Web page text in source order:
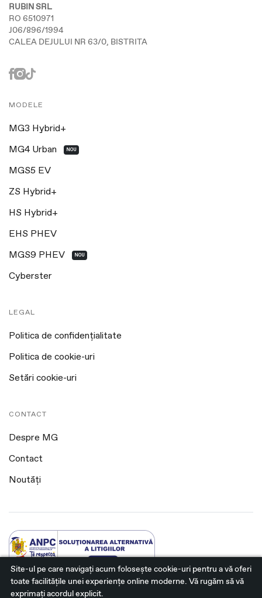
RUBIN SRL
RO 6510971
J06/896/1994
CALEA DEJULUI NR 63/0, BISTRITA
MODELE
MG3 Hybrid+
MG4 Urban NOU
MGS5 EV
ZS Hybrid+
HS Hybrid+
EHS PHEV
MGS9 PHEV NOU
Cyberster
LEGAL
Politica de confidențialitate
Politica de cookie-uri
Setări cookie-uri
CONTACT
Despre MG
Contact
Noutăți
@2026 MG Bistrita. Toate drepturile rezervate.
Site-ul pe care navigați acum foloseşte cookie-uri pentru a vă oferi
toate facilitățile unei experiențe online moderne. Vă rugăm să vă
exprimați acordul explicit.